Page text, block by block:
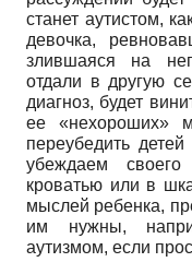
станет аутистом,
девочка,
злившаяся на
отдали в другую
диагноз, будет
ее «нехороших»
переубедить
убеждаем
кроватью или в
мыслей ребенка,
им нужны,
аутизмом, если